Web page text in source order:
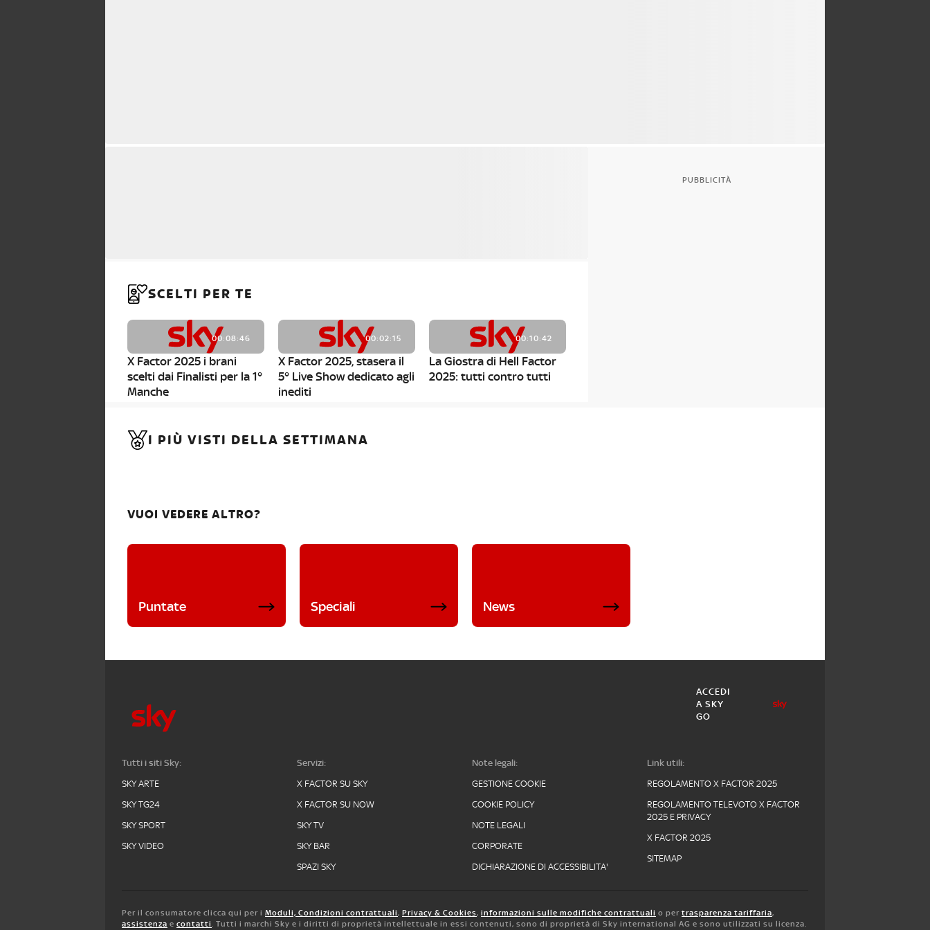
SCELTI PER TE
00:08:46
X Factor 2025 i brani
scelti dai Finalisti per la 1°
Manche
00:02:15
X Factor 2025, stasera il
5° Live Show dedicato agli
inediti
00:10:42
La Giostra di Hell Factor
2025: tutti contro tutti
PUBBLICITÀ
I PIÙ VISTI DELLA SETTIMANA
VUOI VEDERE ALTRO?
Puntate Speciali News
ACCEDI
A SKY
GO
Tutti i siti Sky:
SKY ARTE
SKY TG24
SKY SPORT
SKY VIDEO
Servizi:
X FACTOR SU SKY
X FACTOR SU NOW
SKY TV
SKY BAR
SPAZI SKY
Note legali:
GESTIONE COOKIE
COOKIE POLICY
NOTE LEGALI
CORPORATE
DICHIARAZIONE DI ACCESSIBILITA'
Link utili:
REGOLAMENTO X FACTOR 2025
REGOLAMENTO TELEVOTO X FACTOR
2025 E PRIVACY
X FACTOR 2025
SITEMAP
Per il consumatore clicca qui per i Moduli, Condizioni contrattuali, Privacy & Cookies, informazioni sulle modifiche contrattuali o per trasparenza tariffaria,
assistenza e contatti. Tutti i marchi Sky e i diritti di proprietà intellettuale in essi contenuti, sono di proprietà di Sky international AG e sono utilizzati su licenza.